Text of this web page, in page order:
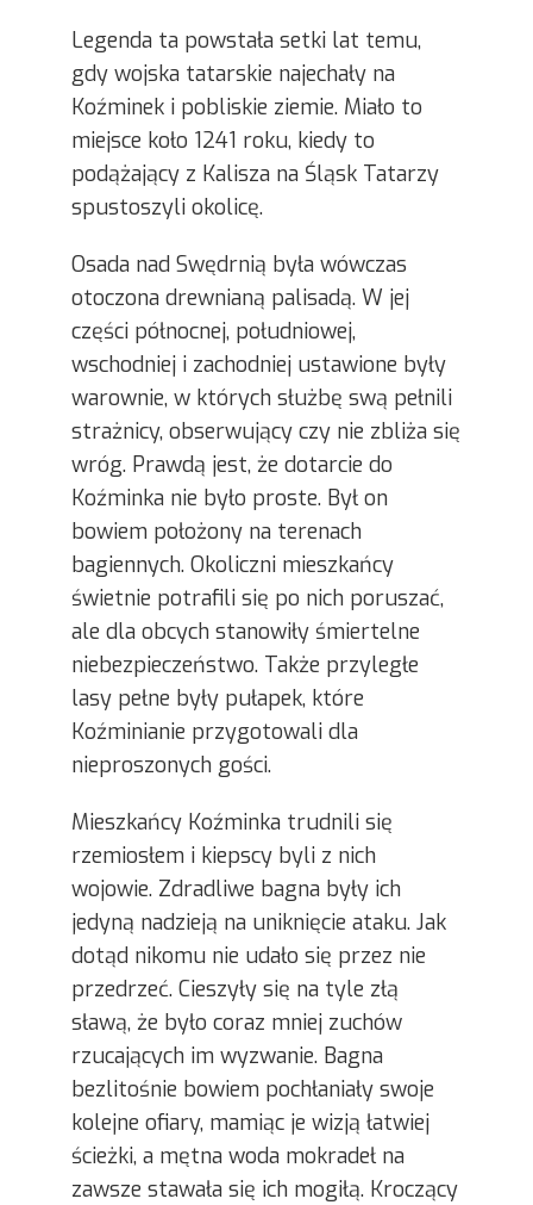
Legenda ta powstała setki lat temu,
gdy wojska tatarskie najechały na
Koźminek i pobliskie ziemie. Miało to
miejsce koło 1241 roku, kiedy to
podążający z Kalisza na Śląsk Tatarzy
spustoszyli okolicę.
Osada nad Swędrnią była wówczas
otoczona drewnianą palisadą. W jej
części północnej, południowej,
wschodniej i zachodniej ustawione były
warownie, w których służbę swą pełnili
strażnicy, obserwujący czy nie zbliża się
wróg. Prawdą jest, że dotarcie do
Koźminka nie było proste. Był on
bowiem położony na terenach
bagiennych. Okoliczni mieszkańcy
świetnie potrafili się po nich poruszać,
ale dla obcych stanowiły śmiertelne
niebezpieczeństwo. Także przyległe
lasy pełne były pułapek, które
Koźminianie przygotowali dla
nieproszonych gości.
Mieszkańcy Koźminka trudnili się
rzemiosłem i kiepscy byli z nich
wojowie. Zdradliwe bagna były ich
jedyną nadzieją na uniknięcie ataku. Jak
dotąd nikomu nie udało się przez nie
przedrzeć. Cieszyły się na tyle złą
sławą, że było coraz mniej zuchów
rzucających im wyzwanie. Bagna
bezlitośnie bowiem pochłaniały swoje
kolejne ofiary, mamiąc je wizją łatwiej
ścieżki, a mętna woda mokradeł na
zawsze stawała się ich mogiłą. Kroczący